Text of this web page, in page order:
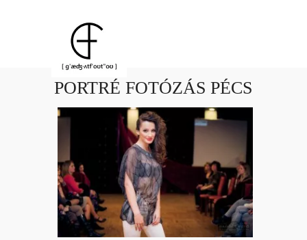
PORTRÉ FOTÓZÁS PÉCS